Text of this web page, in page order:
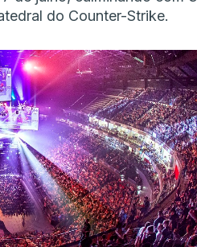
do Counter-Strike.